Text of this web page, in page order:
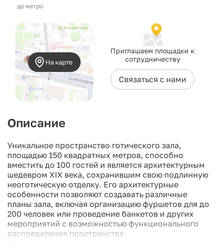
до метро
На карте
Приглашаем площадки к
сотрудничеству
Связаться с нами
Описание
Уникальное пространство готического зала,
площадью 150 квадратных метров, способно
вместить до 100 гостей и является архитектурным
шедевром XIX века, сохранившим свою подлинную
неоготическую отделку. Его архитектурные
особенности позволяют создавать различные
планы зала, включая организацию фуршетов для до
200 человек или проведение банкетов и других
мероприятий с возможностью функционального
распределения пространства.